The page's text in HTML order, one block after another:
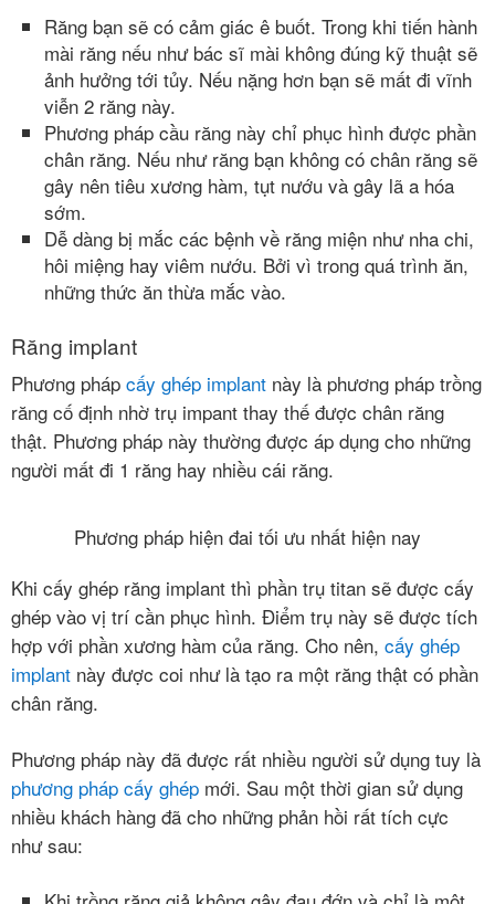
Răng bạn sẽ có cảm giác ê buốt. Trong khi tiến hành
mài răng nếu như bác sĩ mài không đúng kỹ thuật sẽ
ảnh hưởng tới tủy. Nếu nặng hơn bạn sẽ mất đi vĩnh
viễn 2 răng này.
Phương pháp cầu răng này chỉ phục hình được phần
chân răng. Nếu như răng bạn không có chân răng sẽ
gây nên tiêu xương hàm, tụt nướu và gây lã a hóa
sớm.
Dễ dàng bị mắc các bệnh về răng miện như nha chi,
hôi miệng hay viêm nướu. Bởi vì trong quá trình ăn,
những thức ăn thừa mắc vào.
Răng implant
Phương pháp cấy ghép implant này là phương pháp trồng
răng cố định nhờ trụ impant thay thế được chân răng
thật. Phương pháp này thường được áp dụng cho những
người mất đi 1 răng hay nhiều cái răng.
Phương pháp hiện đai tối ưu nhất hiện nay
Khi cấy ghép răng implant thì phần trụ titan sẽ được cấy
ghép vào vị trí cần phục hình. Điểm trụ này sẽ được tích
hợp với phần xương hàm của răng. Cho nên, cấy ghép
implant này được coi như là tạo ra một răng thật có phần
chân răng.
Phương pháp này đã được rất nhiều người sử dụng tuy là
phương pháp cấy ghép mới. Sau một thời gian sử dụng
nhiều khách hàng đã cho những phản hồi rất tích cực
như sau: